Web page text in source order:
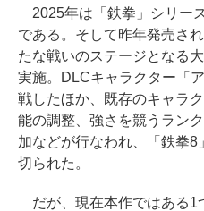
2025年は「鉄拳」シリー
である。そして昨年発売さ
たな戦いのステージとなる
実施。DLCキャラクター「
戦したほか、既存のキャラ
能の調整、強さを競うラン
加などが行なわれ、「鉄拳
切られた。
だが、現在本作ではある1